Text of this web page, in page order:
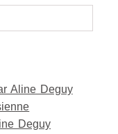
Aline Deguy
Deguy